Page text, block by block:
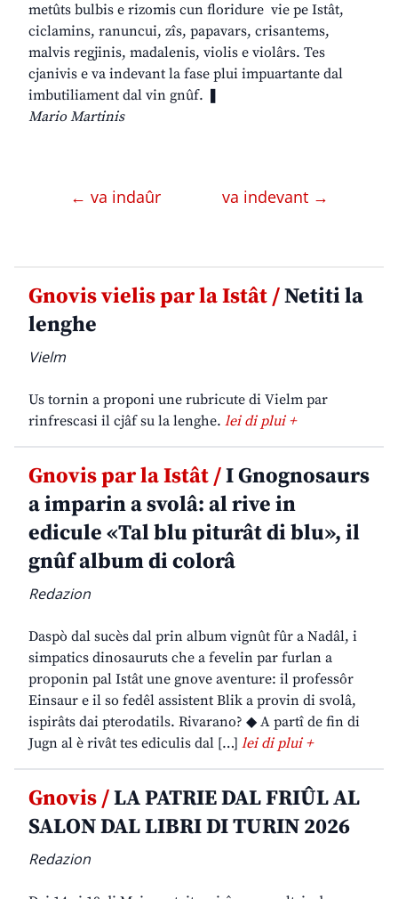
metûts bulbis e rizomis cun floridure vie pe Istât,
ciclamins, ranuncui, zîs, papavars, crisantems,
malvis regjinis, madalenis, violis e violârs. Tes
cjanivis e va indevant la fase plui impuartante dal
imbutiliament dal vin gnûf. ❚
Mario Martinis
← va indaûr va indevant →
Gnovis vielis par la Istât /Netiti la
lenghe
Vielm
Us tornin a proponi une rubricute di Vielm par
rinfrescasi il cjâf su la lenghe. lei di plui +
Gnovis par la Istât /I Gnognosaurs
a imparin a svolâ: al rive in
edicule «Tal blu piturât di blu», il
gnûf album di colorâ
Redazion
Daspò dal sucès dal prin album vignût fûr a Nadâl, i
simpatics dinosauruts che a fevelin par furlan a
proponin pal Istât une gnove aventure: il professôr
Einsaur e il so fedêl assistent Blik a provin di svolâ,
ispirâts dai pterodatils. Rivarano? ◆ A partî de fin di
Jugn al è rivât tes ediculis dal […] lei di plui +
Gnovis /LA PATRIE DAL FRIÛL AL
SALON DAL LIBRI DI TURIN 2026
Redazion